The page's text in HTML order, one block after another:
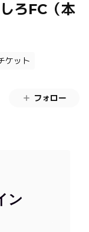
ろFC（本
ケット
フォロー
ン